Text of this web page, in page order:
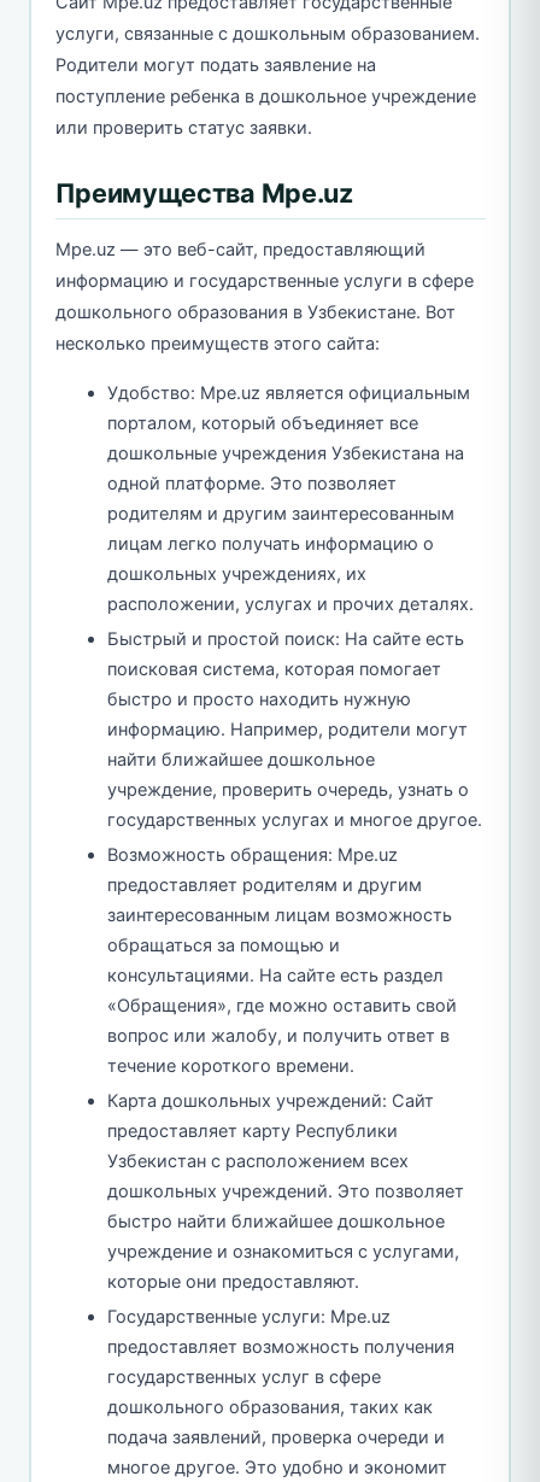
услуги, связанные с дошкольным образованием.
Родители могут подать заявление на
поступление ребенка в дошкольное учреждение
или проверить статус заявки.
Преимущества Mpe.uz
Mpe.uz — это веб-сайт, предоставляющий
информацию и государственные услуги в сфере
дошкольного образования в Узбекистане. Вот
несколько преимуществ этого сайта:
Удобство: Mpe.uz является официальным
порталом, который объединяет все
дошкольные учреждения Узбекистана на
одной платформе. Это позволяет
родителям и другим заинтересованным
лицам легко получать информацию о
дошкольных учреждениях, их
расположении, услугах и прочих деталях.
Быстрый и простой поиск: На сайте есть
поисковая система, которая помогает
быстро и просто находить нужную
информацию. Например, родители могут
найти ближайшее дошкольное
учреждение, проверить очередь, узнать о
государственных услугах и многое другое.
Возможность обращения: Mpe.uz
предоставляет родителям и другим
заинтересованным лицам возможность
обращаться за помощью и
консультациями. На сайте есть раздел
«Обращения», где можно оставить свой
вопрос или жалобу, и получить ответ в
течение короткого времени.
Карта дошкольных учреждений: Сайт
предоставляет карту Республики
Узбекистан с расположением всех
дошкольных учреждений. Это позволяет
быстро найти ближайшее дошкольное
учреждение и ознакомиться с услугами,
которые они предоставляют.
Государственные услуги: Mpe.uz
предоставляет возможность получения
государственных услуг в сфере
дошкольного образования, таких как
подача заявлений, проверка очереди и
многое другое. Это удобно и экономит